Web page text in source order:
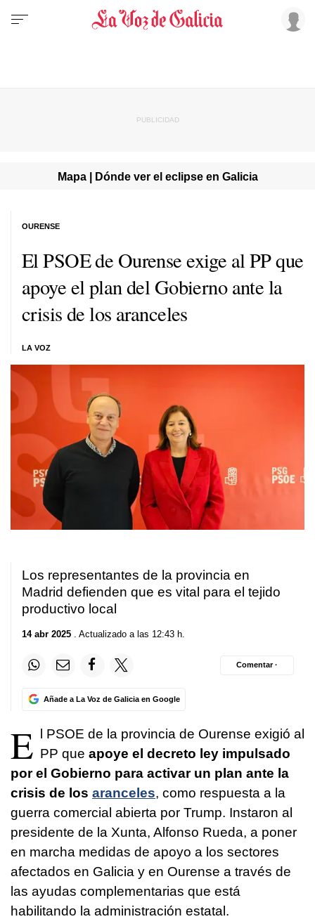
Mapa | Dónde ver el eclipse en Galicia
El PSOE de Ourense exige al PP que
apoye el plan del Gobierno ante la
crisis de los aranceles
LA VOZ
OURENSE
Los representantes de la provincia en
Madrid defienden que es vital para el tejido
productivo local
14 abr 2025 . Actualizado a las 12:43 h.
Añade a La Voz de Galicia en Google
Comentar ·
E l PSOE de la provincia de Ourense exigió al
PP que apoye el decreto ley impulsado
por el Gobierno para activar un plan ante la
crisis de los aranceles, como respuesta a la
guerra comercial abierta por Trump. Instaron al
presidente de la Xunta, Alfonso Rueda, a poner
en marcha medidas de apoyo a los sectores
afectados en Galicia y en Ourense a través de
las ayudas complementarias que está
habilitando la administración estatal.